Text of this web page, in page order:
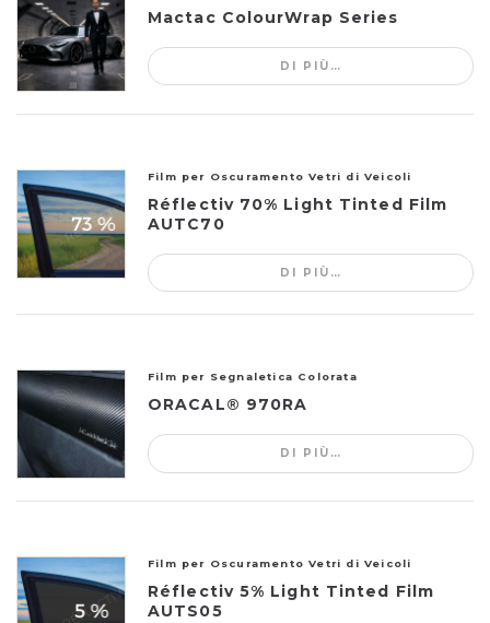
Mactac ColourWrap Series
DI PIÙ…
Film per Oscuramento Vetri di Veicoli
Réflectiv 70% Light Tinted Film
AUTC70
DI PIÙ…
Film per Segnaletica Colorata
ORACAL® 970RA
DI PIÙ…
Film per Oscuramento Vetri di Veicoli
Réflectiv 5% Light Tinted Film
AUTS05